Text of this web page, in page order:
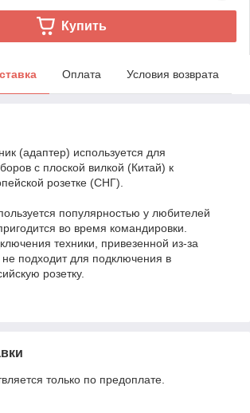
Купить
Оплата Условия возврата
(адаптер) используется для
с плоской вилкой (Китай) к
розетке (СНГ).
популярностью у любителей
во время командировки.
техники, привезенной из-за
не подходит для подключения в
розетку.
только по предоплате.